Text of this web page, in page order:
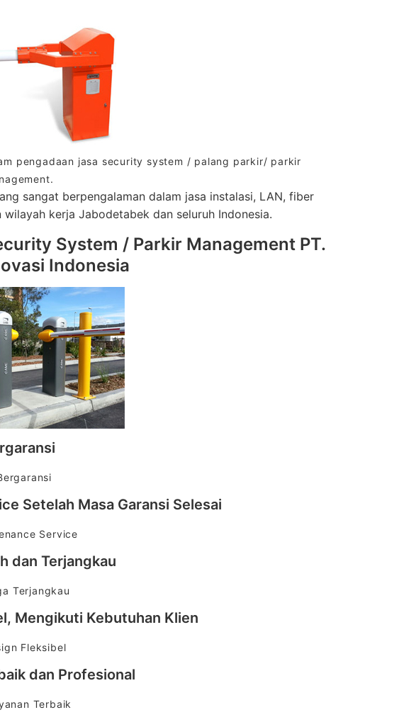
pengadaan jasa security system / palang parkir/ parkir
sangat berpengalaman dalam jasa instalasi, LAN, fiber
kerja Jabodetabek dan seluruh Indonesia.
System / Parkir Management PT.
Indonesia
Setelah Masa Garansi Selesai
dan Terjangkau
Mengikuti Kebutuhan Klien
dan Profesional